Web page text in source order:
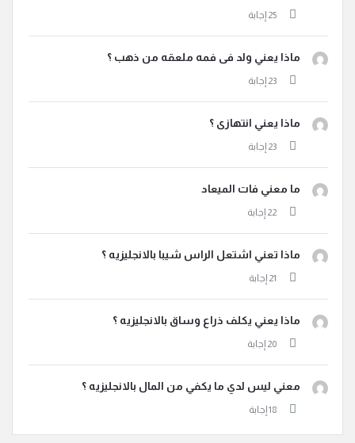
ماذا يعني ولد فى فمه ملعقه من ذهب ؟
ماذا يعني انتهازى ؟
ما معني فات الميعاد
ماذا تعني اشتعل الراس شيبا بالانجليزيه ؟
ماذا يعني يكلف ذراع وساق بالانجليزيه ؟
معني ليس لدي ما يكفي من المال بالانجليزيه ؟